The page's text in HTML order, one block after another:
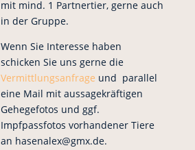
mit mind. 1 Partnertier, gerne auch
in der Gruppe.
Wenn Sie Interesse haben
schicken Sie uns gerne die
Vermittlungsanfrage und parallel
eine Mail mit aussagekräftigen
Gehegefotos und ggf.
Impfpassfotos vorhandener Tiere
an hasenalex@gmx.de.